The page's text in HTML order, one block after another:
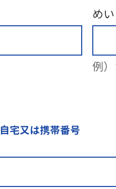
めい
例
自宅又は携帯番号